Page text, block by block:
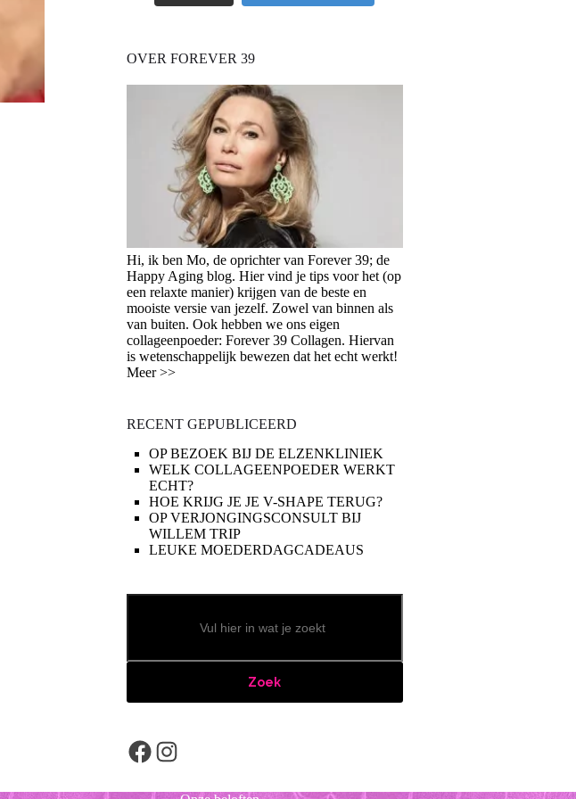
OVER FOREVER 39
Hi, ik ben Mo, de oprichter van Forever 39; de
Happy Aging blog. Hier vind je tips voor het (op
een relaxte manier) krijgen van de beste en
mooiste versie van jezelf. Zowel van binnen als
van buiten. Ook hebben we ons eigen
collageenpoeder: Forever 39 Collagen. Hiervan
is wetenschappelijk bewezen dat het echt werkt!
Meer >>
RECENT GEPUBLICEERD
OP BEZOEK BIJ DE ELZENKLINIEK
WELK COLLAGEENPOEDER WERKT
ECHT?
HOE KRIJG JE JE V-SHAPE TERUG?
OP VERJONGINGSCONSULT BIJ
WILLEM TRIP
LEUKE MOEDERDAGCADEAUS
Zoeken
Zoek
Facebook
Instagram